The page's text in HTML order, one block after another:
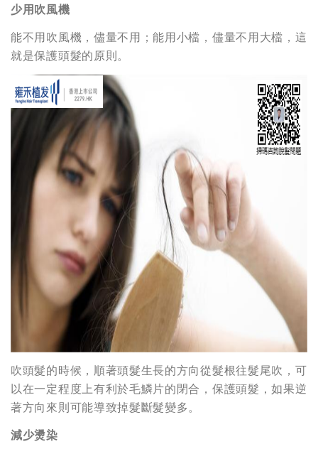
少用吹風機
能不用吹風機，儘量不用；能用小檔，儘量不用大檔，這
就是保護頭髮的原則。
吹頭髮的時候，順著頭髮生長的方向從髮根往髮尾吹，可
以在一定程度上有利於毛鱗片的閉合，保護頭髮，如果逆
著方向來則可能導致掉髮斷髮變多。
減少燙染